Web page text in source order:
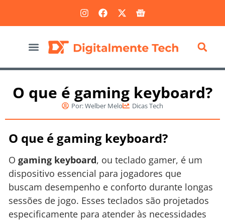
O que é gaming keyboard?
Por:Welber Melo Dicas Tech
O que é gaming keyboard?
O gaming keyboard, ou teclado gamer, é um
dispositivo essencial para jogadores que
buscam desempenho e conforto durante longas
sessões de jogo. Esses teclados são projetados
especificamente para atender às necessidades